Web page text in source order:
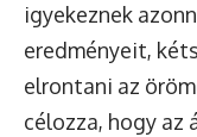
igyekeznek
eredményeit,
elrontani az
célozza, hogy az